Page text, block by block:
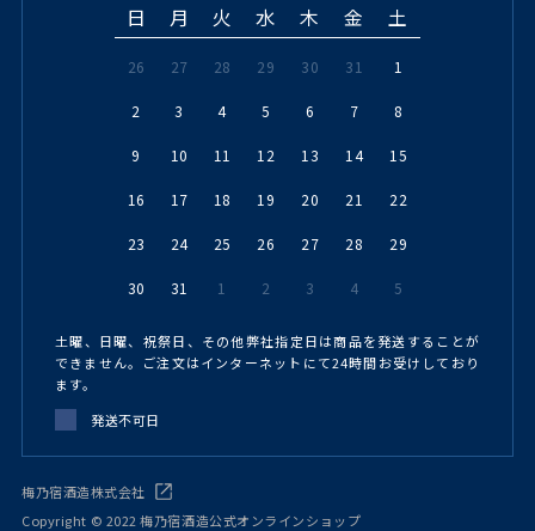
日 月 火 水 木 金 土
26 27 28 29 30 31 1
2 3 4 5 6 7 8
9 10 11 12 13 14 15
16 17 18 19 20 21 22
23 24 25 26 27 28 29
30 31 1 2 3 4 5
土曜、日曜、祝祭日、その他弊社指定日は商品を発送することが
できません。ご注文はインターネットにて24時間お受けしており
ます。
発送不可日
梅乃宿酒造株式会社
Copyright © 2022 梅乃宿酒造公式オンラインショップ